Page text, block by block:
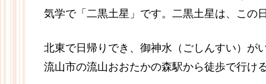
気学で「二黒土星」です。二黒土星は、この
北東で日帰りでき、御神水（ごしんすい）が
流山市の流山おおたかの森駅から徒歩で行け